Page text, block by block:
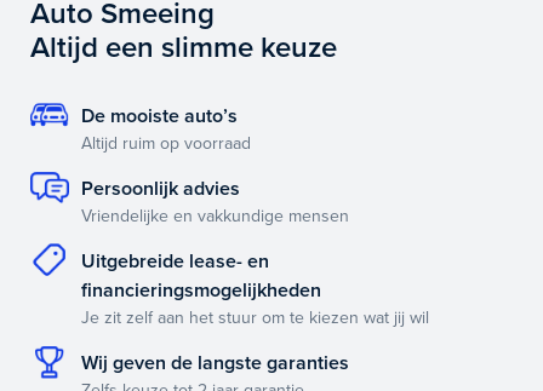
Auto Smeeing
Altijd een slimme keuze
De mooiste auto’s
Altijd ruim op voorraad
Persoonlijk advies
Vriendelijke en vakkundige mensen
Uitgebreide lease- en
financieringsmogelijkheden
Je zit zelf aan het stuur om te kiezen wat jij wil
Wij geven de langste garanties